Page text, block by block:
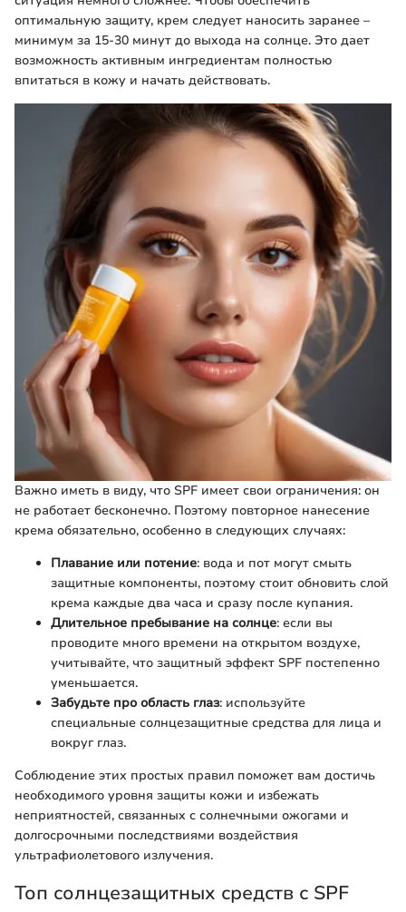
оптимальную защиту, крем следует наносить заранее –
минимум за 15-30 минут до выхода на солнце. Это дает
возможность активным ингредиентам полностью
впитаться в кожу и начать действовать.
Важно иметь в виду, что SPF имеет свои ограничения: он
не работает бесконечно. Поэтому повторное нанесение
крема обязательно, особенно в следующих случаях:
Плавание или потение: вода и пот могут смыть
защитные компоненты, поэтому стоит обновить слой
крема каждые два часа и сразу после купания.
Длительное пребывание на солнце: если вы
проводите много времени на открытом воздухе,
учитывайте, что защитный эффект SPF постепенно
уменьшается.
Забудьте про область глаз: используйте
специальные солнцезащитные средства для лица и
вокруг глаз.
Соблюдение этих простых правил поможет вам достичь
необходимого уровня защиты кожи и избежать
неприятностей, связанных с солнечными ожогами и
долгосрочными последствиями воздействия
ультрафиолетового излучения.
Топ солнцезащитных средств с SPF